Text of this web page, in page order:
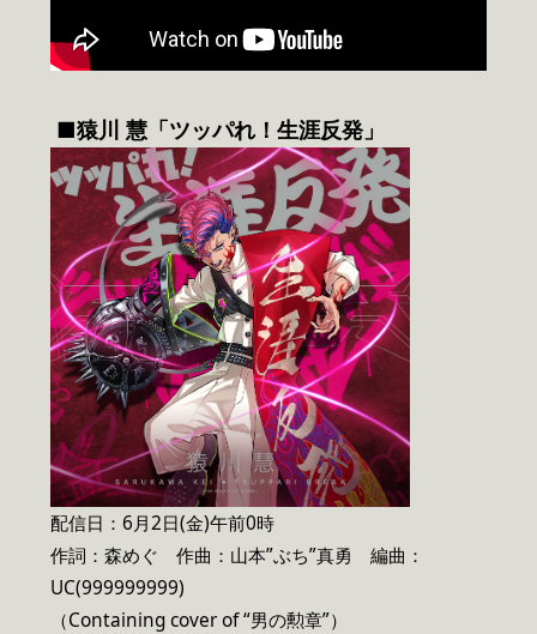
■猿川 慧「ツッパれ！生涯反発」
配信日：6月2日(金)午前0時
作詞：森めぐ 作曲：山本”ぶち”真勇 編曲：
UC(999999999)
（Containing cover of “男の勲章”）